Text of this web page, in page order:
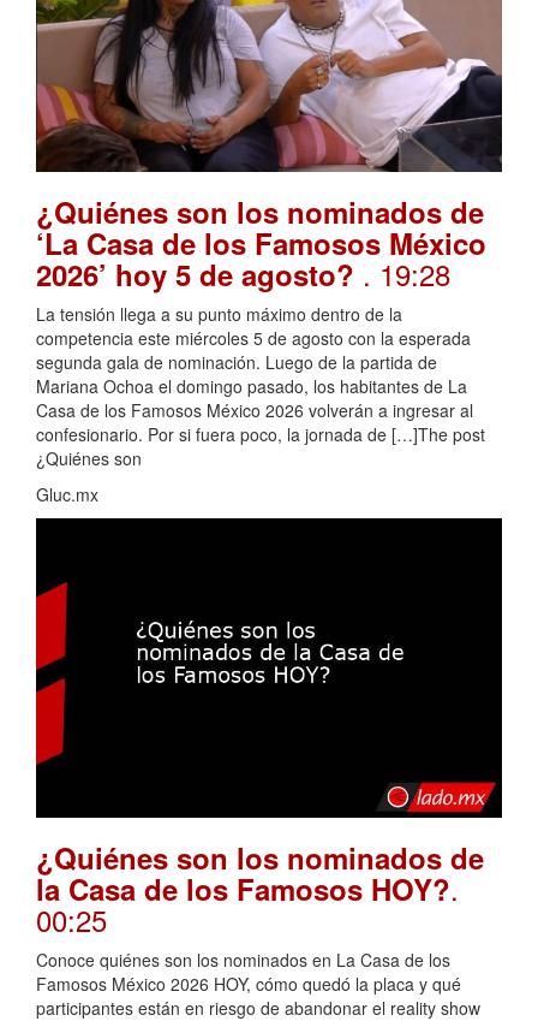
¿Quiénes son los nominados de
‘La Casa de los Famosos México
2026’ hoy 5 de agosto? . 19:28
La tensión llega a su punto máximo dentro de la
competencia este miércoles 5 de agosto con la esperada
segunda gala de nominación. Luego de la partida de
Mariana Ochoa el domingo pasado, los habitantes de La
Casa de los Famosos México 2026 volverán a ingresar al
confesionario. Por si fuera poco, la jornada de […]The post
¿Quiénes son
Gluc.mx
¿Quiénes son los nominados de
la Casa de los Famosos HOY?.
00:25
Conoce quiénes son los nominados en La Casa de los
Famosos México 2026 HOY, cómo quedó la placa y qué
participantes están en riesgo de abandonar el reality show